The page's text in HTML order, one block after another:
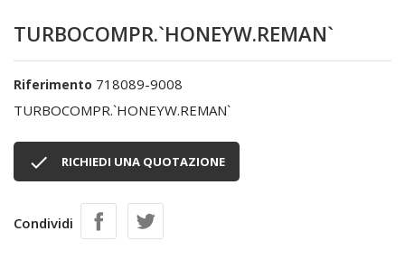
TURBOCOMPR.`HONEYW.REMAN`
Riferimento 718089-9008
TURBOCOMPR.`HONEYW.REMAN`
 RICHIEDI UNA QUOTAZIONE
Condividi